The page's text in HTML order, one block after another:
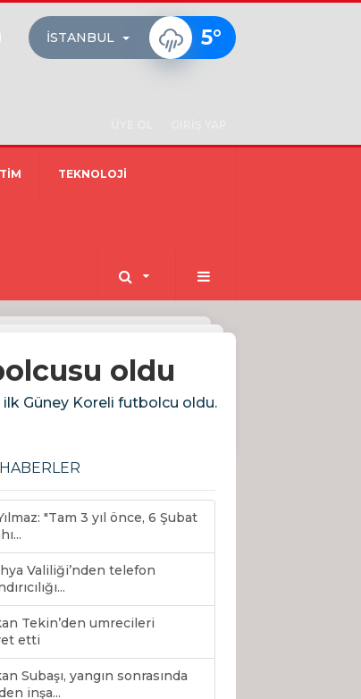
İSTANBUL 5°
TEKNOLOJİ
oldu
ilk Güney Koreli futbolcu oldu.
HABERLER
"Tam 3 yıl önce, 6 Şubat
Valiliği’nden telefon
Tekin’den umrecileri
etti
Subaşı, yangın sonrasında
inşa...